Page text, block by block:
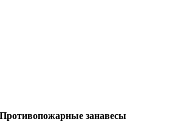
Противопожарные занавесы